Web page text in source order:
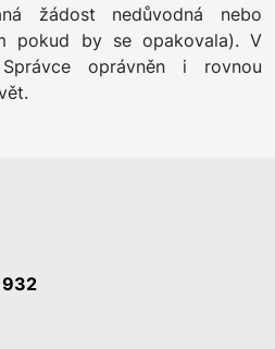
žádost nedůvodná nebo
pokud by se opakovala). V
oprávněn i rovnou